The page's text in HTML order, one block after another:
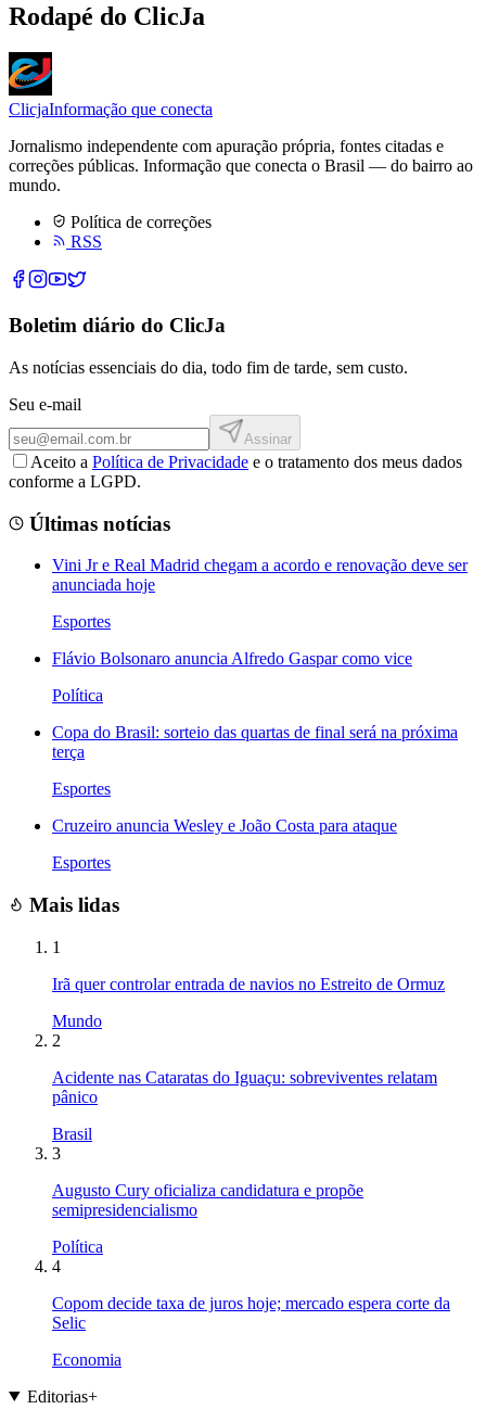
Rodapé do ClicJa
ClicjaInformação que conecta
Jornalismo independente com apuração própria, fontes citadas e
correções públicas. Informação que conecta o Brasil — do bairro ao
mundo.
Política de correções
RSS
Boletim diário do ClicJa
As notícias essenciais do dia, todo fim de tarde, sem custo.
Seu e-mail
Assinar
Aceito a Política de Privacidade e o tratamento dos meus dados
conforme a LGPD.
Últimas notícias
Vini Jr e Real Madrid chegam a acordo e renovação deve ser
anunciada hoje
Esportes
Flávio Bolsonaro anuncia Alfredo Gaspar como vice
Política
Copa do Brasil: sorteio das quartas de final será na próxima
terça
Esportes
Cruzeiro anuncia Wesley e João Costa para ataque
Esportes
Mais lidas
1
Irã quer controlar entrada de navios no Estreito de Ormuz
Mundo
2
Acidente nas Cataratas do Iguaçu: sobreviventes relatam
pânico
Brasil
3
Augusto Cury oficializa candidatura e propõe
semipresidencialismo
Política
4
Copom decide taxa de juros hoje; mercado espera corte da
Selic
Economia
Editorias+